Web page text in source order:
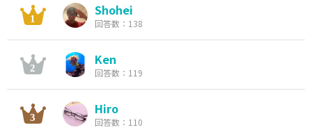
Shohei
回答数：138
Ken
回答数：119
Hiro
回答数：110